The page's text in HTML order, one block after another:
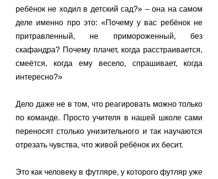
ребёнок не ходил в детский сад?» – она на самом
деле именно про это: «Почему у вас ребёнок не
притравленный, не примороженный, без
скафандра? Почему плачет, когда расстраивается,
смеётся, когда ему весело, спрашивает, когда
интересно?»
Дело даже не в том, что реагировать можно только
по команде. Просто учителя в нашей школе сами
переносят столько унизительного и так научаются
отрезать чувства, что живой ребёнок их бесит.
Это как человеку в футляре, у которого футляр уже